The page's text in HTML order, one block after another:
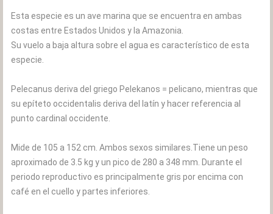
Esta especie es un ave marina que se encuentra en ambas
costas entre Estados Unidos y la Amazonia.
Su vuelo a baja altura sobre el agua es característico de esta
especie.
Pelecanus deriva del griego Pelekanos = pelicano, mientras que
su epíteto occidentalis deriva del latín y hacer referencia al
punto cardinal occidente.
Mide de 105 a 152 cm. Ambos sexos similares.Tiene un peso
aproximado de 3.5 kg y un pico de 280 a 348 mm. Durante el
periodo reproductivo es principalmente gris por encima con
café en el cuello y partes inferiores.